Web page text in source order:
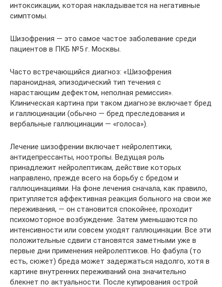
интоксикации, которая накладывается на негативные
симптомы.
Шизофрения — это самое частое заболевание среди
пациентов в ПКБ №5 г. Москвы.
Часто встречающийся диагноз: «Шизофрения
параноидная, эпизодический тип течения с
нарастающим дефектом, неполная ремиссия».
Клиническая картина при таком диагнозе включает бред
и галлюцинации (обычно — бред преследования и
вербальные галлюцинации — «голоса»).
Лечение шизофрении включает нейролептики,
антидепрессанты, ноотропы. Ведущая роль
принадлежит нейролептикам, действие которых
направлено, прежде всего на борьбу с бредом и
галлюцинациями. На фоне лечения сначала, как правило,
притупляется аффективная реакция больного на свои же
переживания, — он становится спокойнее, проходит
психомоторное возбуждение. Затем уменьшаются по
интенсивности или совсем уходят галлюцинации. Все эти
положительные сдвиги становятся заметными уже в
первые дни применения нейролептиков. Но фабула (то
есть, сюжет) бреда может задержаться надолго, хотя в
картине внутренних переживаний она значительно
блекнет по актуальности. После купирования острой